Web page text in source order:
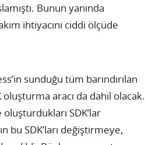
Bunun yanında
ihtiyacını ciddi ölçüde
sunduğu tüm barındırılan
aracı da dahil olacak.
SDK’lar
bu SDK’ları değiştirmeye,